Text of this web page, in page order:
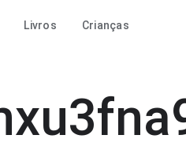
Livros Crianças